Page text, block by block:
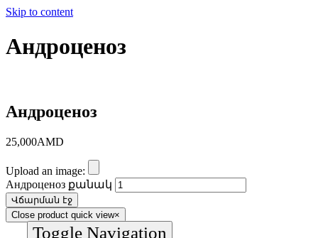
Skip to content
Toggle Navigation
Андроценоз
Андроценоз
25,000AMD
Upload an image:
Андроценоз քանակ
Վճարման էջ
Close product quick view×